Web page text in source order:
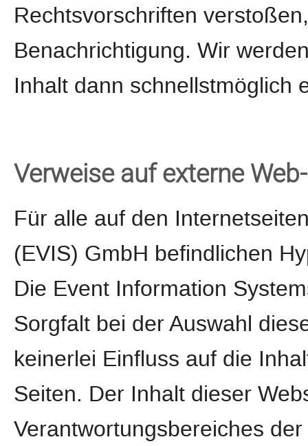
Rechtsvorschriften
Benachrichtigung. Wir
Inhalt dann schnellstmöglich
Verweise auf externe
Für alle auf den
(EVIS) GmbH befindlichen
Die Event Information
Sorgfalt bei der Auswahl
keinerlei Einfluss auf die
Seiten. Der Inhalt dieser
Verantwortungsbereiches